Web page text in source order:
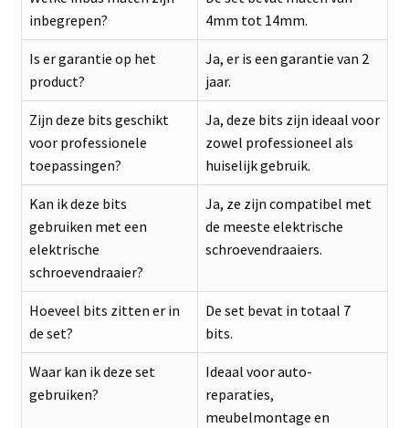
inbegrepen?
4mm tot 14mm.
Is er garantie op het
product?
Ja, er is een garantie van 2
jaar.
Zijn deze bits geschikt
voor professionele
toepassingen?
Ja, deze bits zijn ideaal voor
zowel professioneel als
huiselijk gebruik.
Kan ik deze bits
gebruiken met een
elektrische
schroevendraaier?
Ja, ze zijn compatibel met
de meeste elektrische
schroevendraaiers.
Hoeveel bits zitten er in
de set?
De set bevat in totaal 7
bits.
Waar kan ik deze set
gebruiken?
Ideaal voor auto-
reparaties,
meubelmontage en